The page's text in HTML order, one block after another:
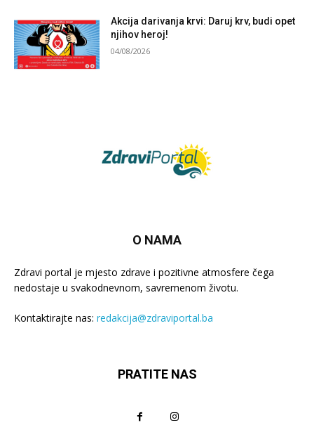
Akcija darivanja krvi: Daruj krv, budi opet
njihov heroj!
04/08/2026
O NAMA
Zdravi portal je mjesto zdrave i pozitivne atmosfere čega
nedostaje u svakodnevnom, savremenom životu.
Kontaktirajte nas: redakcija@zdraviportal.ba
PRATITE NAS